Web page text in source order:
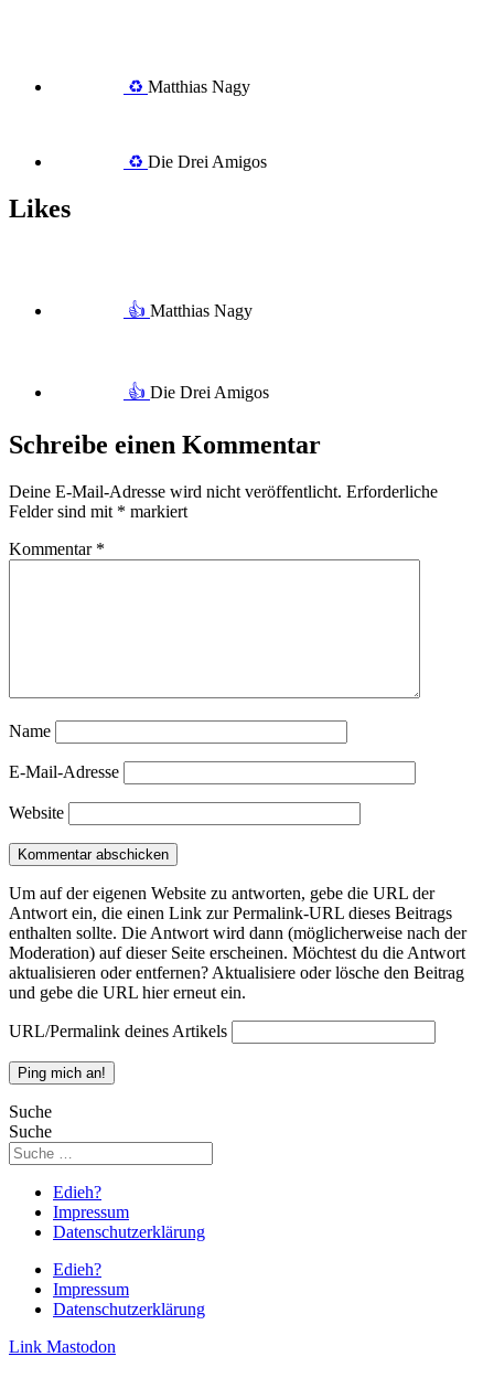
♻️ Matthias Nagy
♻️ Die Drei Amigos
Likes
👍 Matthias Nagy
👍 Die Drei Amigos
Schreibe einen Kommentar
Deine E-Mail-Adresse wird nicht veröffentlicht. Erforderliche
Felder sind mit * markiert
Kommentar *
Name
E-Mail-Adresse
Website
Um auf der eigenen Website zu antworten, gebe die URL der
Antwort ein, die einen Link zur Permalink-URL dieses Beitrags
enthalten sollte. Die Antwort wird dann (möglicherweise nach der
Moderation) auf dieser Seite erscheinen. Möchtest du die Antwort
aktualisieren oder entfernen? Aktualisiere oder lösche den Beitrag
und gebe die URL hier erneut ein.
URL/Permalink deines Artikels
Suche
Suche
Edieh?
Impressum
Datenschutzerklärung
Edieh?
Impressum
Datenschutzerklärung
Link Mastodon